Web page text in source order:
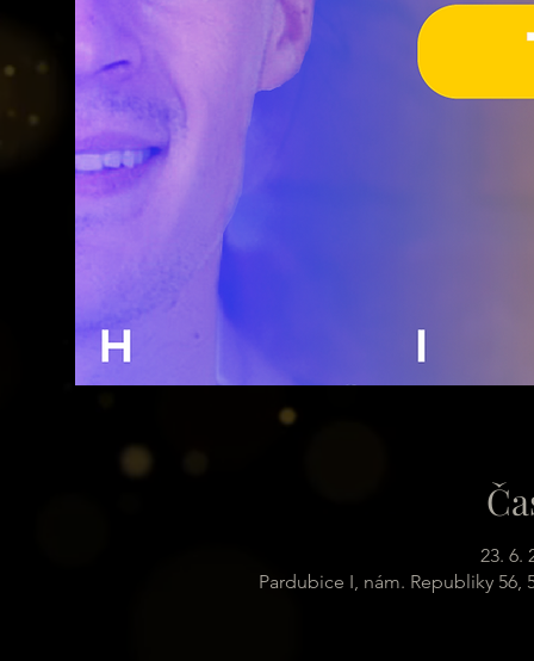
23. 6.
Pardubice I, nám. Republiky 56,